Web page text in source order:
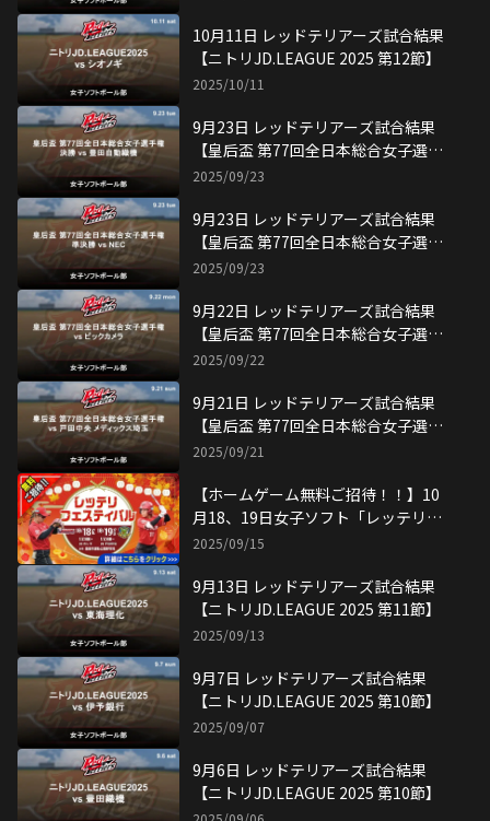
【ホームゲーム無料ご招待！！】10
月18、19日女子ソフト「レッテリフ
ェスティバル」
2025/09/15
9月13日 レッドテリアーズ試合結果
【ニトリJD.LEAGUE 2025 第11節】
2025/09/13
9月7日 レッドテリアーズ試合結果
【ニトリJD.LEAGUE 2025 第10節】
2025/09/07
9月6日 レッドテリアーズ試合結果
【ニトリJD.LEAGUE 2025 第10節】
2025/09/06
6月15日 レッドテリアーズ試合結果
【ニトリJD.LEAGUE 2025 第9節】
2025/06/15
6月14日 レッドテリアーズ試合結果
【ニトリJD.LEAGUE 2025 第9節】
2025/06/14
6月8日 レッドテリアーズ試合結果
【ニトリJD.LEAGUE 2025 第8節】
2025/06/08
6月7日 レッドテリアーズ試合結果
【ニトリJD.LEAGUE 2025 第8節】
2025/06/07
6月1日 レッドテリアーズ試合結果
【ニトリJD.LEAGUE 2025 第7節】
2025/06/01